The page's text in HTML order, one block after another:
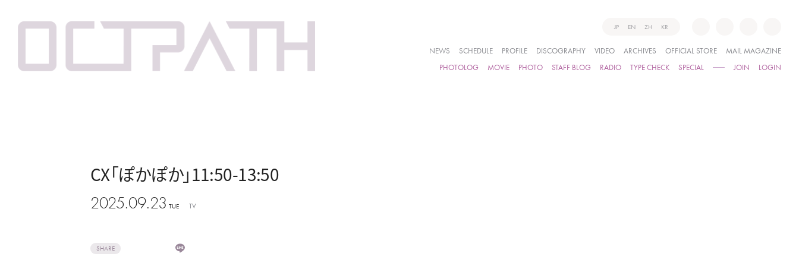
JP EN ZH KR
NEWS SCHEDULE PROFILE DISCOGRAPHY VIDEO ARCHIVES OFFICIAL STORE
MAIL MAGAZINE
PHOTOLOG
MOVIE PHOTO STAFF BLOG RADIO TYPE CHECK SPECIAL JOIN LOGIN
CX「ぽかぽか」11:50-13:50
2025.09.23 TUE TV
SHARE